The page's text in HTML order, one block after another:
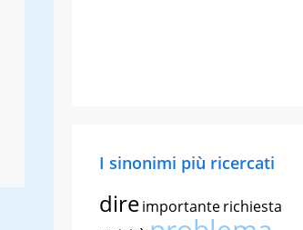
I sinonimi più ricercati
direimportanterichiesta